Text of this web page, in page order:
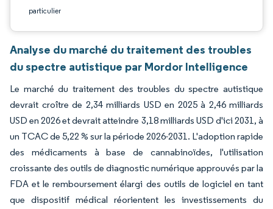
particulier
Analyse du marché du traitement des troubles
du spectre autistique par Mordor Intelligence
Le marché du traitement des troubles du spectre autistique
devrait croître de 2,34 milliards USD en 2025 à 2,46 milliards
USD en 2026 et devrait atteindre 3,18 milliards USD d'ici 2031, à
un TCAC de 5,22 % sur la période 2026-2031. L'adoption rapide
des médicaments à base de cannabinoïdes, l'utilisation
croissante des outils de diagnostic numérique approuvés par la
FDA et le remboursement élargi des outils de logiciel en tant
que dispositif médical réorientent les investissements du